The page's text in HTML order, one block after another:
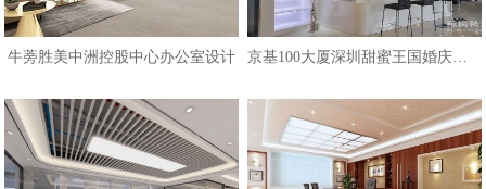
牛蒡胜美中洲控股中心办公室设计